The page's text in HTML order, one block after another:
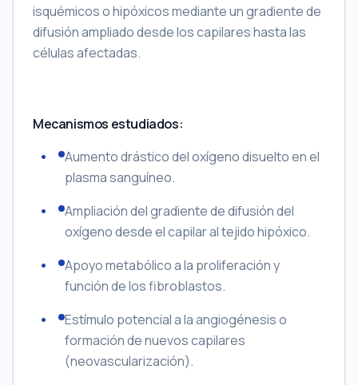
isquémicos o hipóxicos mediante un gradiente de
difusión ampliado desde los capilares hasta las
células afectadas.
Mecanismos estudiados:
Aumento drástico del oxígeno disuelto en el
plasma sanguíneo.
Ampliación del gradiente de difusión del
oxígeno desde el capilar al tejido hipóxico.
Apoyo metabólico a la proliferación y
función de los fibroblastos.
Estímulo potencial a la angiogénesis o
formación de nuevos capilares
(neovascularización).